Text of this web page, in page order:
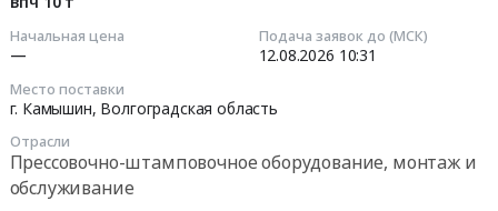
Начальная цена
—
Подача заявок до (МСК)
12.08.2026 10:31
Место поставки
г. Камышин, Волгоградская область
Отрасли
Прессовочно-штамповочное оборудование, монтаж и
обслуживание